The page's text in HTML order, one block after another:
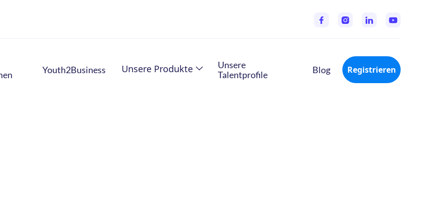
Youth2Business Unsere Produkte
Unsere
Talentprofile
Blog Registrieren